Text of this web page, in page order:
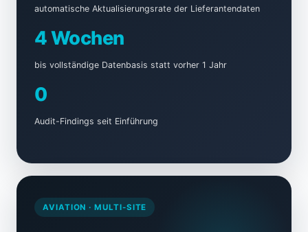
automatische Aktualisierungsrate der Lieferantendaten
4 Wochen
bis vollständige Datenbasis statt vorher 1 Jahr
0
Audit-Findings seit Einführung
AVIATION · MULTI-SITE